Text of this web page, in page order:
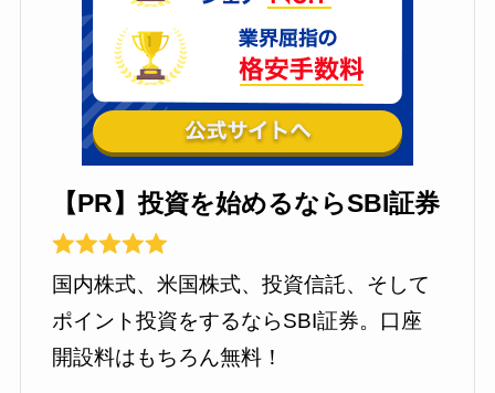
【PR】投資を始めるならSBI証券
国内株式、米国株式、投資信託、そして
ポイント投資をするならSBI証券。口座
開設料はもちろん無料！